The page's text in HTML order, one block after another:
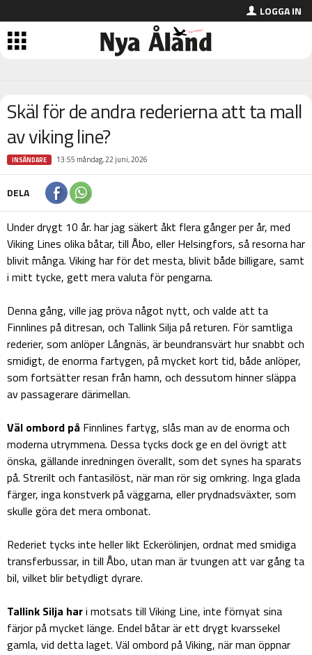
LOGGA IN
Skäl för de andra rederierna att ta mall
av viking line?
INSÄNDARE 13:55 måndag, 22 juni, 2026
DELA
Under drygt 10 år. har jag säkert åkt flera gånger per år, med
Viking Lines olika båtar, till Åbo, eller Helsingfors, så resorna har
blivit många. Viking har för det mesta, blivit både billigare, samt
i mitt tycke, gett mera valuta för pengarna.
Denna gång, ville jag pröva något nytt, och valde att ta
Finnlines på ditresan, och Tallink Silja på returen. För samtliga
rederier, som anlöper Långnäs, är beundransvärt hur snabbt och
smidigt, de enorma fartygen, på mycket kort tid, både anlöper,
som fortsätter resan från hamn, och dessutom hinner släppa
av passagerare därimellan.
Väl ombord på Finnlines fartyg, slås man av de enorma och
moderna utrymmena. Dessa tycks dock ge en del övrigt att
önska, gällande inredningen överallt, som det synes ha sparats
på. Strerilt och fantasilöst, när man rör sig omkring. Inga glada
färger, inga konstverk på väggarna, eller prydnadsväxter, som
skulle göra det mera ombonat.
Rederiet tycks inte heller likt Eckerölinjen, ordnat med smidiga
transferbussar, in till Åbo, utan man är tvungen att var gång ta
bil, vilket blir betydligt dyrare.
Tallink Silja hari motsats till Viking Line, inte förnyat sina
färjor på mycket länge. Endel båtar är ett drygt kvarssekel
gamla, vid detta laget. Väl ombord på Viking, när man öppnar